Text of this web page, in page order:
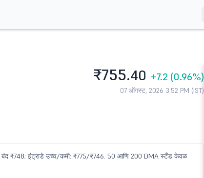
₹755.40 +7.2 (0.96%)
07 ऑगस्ट, 2026 3:52 PM (IST)
बंद ₹748; इंट्राडे उच्च/कमी: ₹775/₹746. 50 आणि 200 DMA स्टँड केवळ